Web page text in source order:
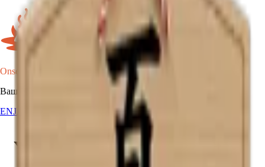
Onsen Oni
Ваша карта онсэнов Японии.
ENJA